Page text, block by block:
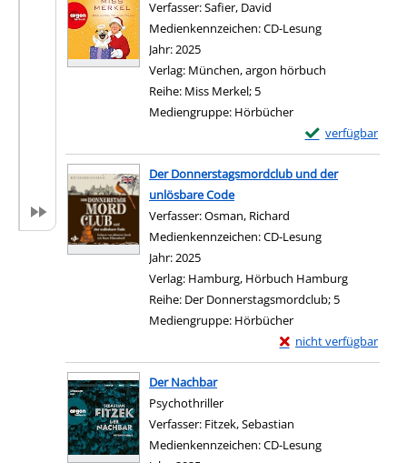
Verfasser:Safier, David
Medienkennzeichen:CD-Lesung
Jahr:2025
Verlag: München, argon hörbuch
Reihe: Miss Merkel; 5
Mediengruppe: Hörbücher
verfügbar
Exemplar-
Zum Download
Der Donnerstagsmordclub und der
unlösbare Code
Verfasser:Osman, Richard
Medienkennzeichen:CD-Lesung
Jahr:2025
Verlag: Hamburg, Hörbuch Hamburg
Reihe: Der Donnerstagsmordclub; 5
Mediengruppe: Hörbücher
nicht verfügbar
Exemplar-Details von
Zum Download von
Der Nachbar
Psychothriller
Verfasser: Fitzek, Sebastian
Medienkennzeichen:CD-Lesung